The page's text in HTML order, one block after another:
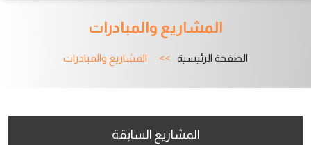
المشاريع والمبادرات
الصفحة الرئيسية المشاريع والمبادرات
المشاريع السابقة